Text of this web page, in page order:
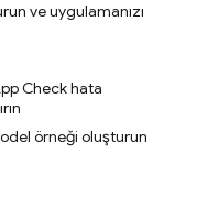
ve uygulamanızı
Check hata
örneği oluşturun